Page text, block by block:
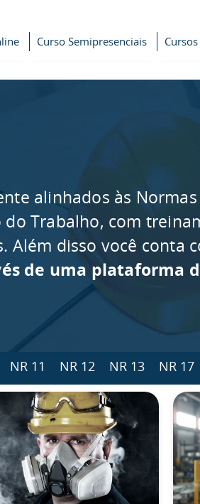
Curso Semipresenciais
alinhados às Normas
Trabalho, com
Além disso você conta
de uma plataforma
NR 11 NR 12 NR 13 NR 17